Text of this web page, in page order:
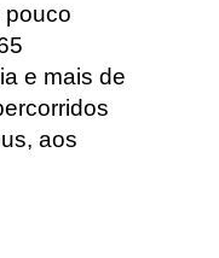
pouco
e mais de
aos